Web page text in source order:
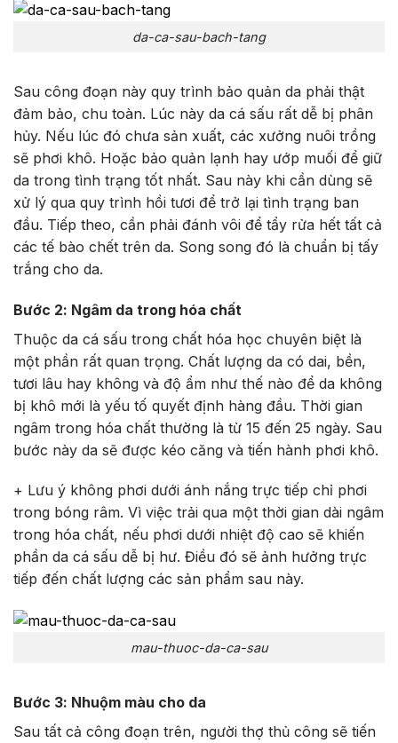
da-ca-sau-bach-tang
Sau công đoạn này quy trình bảo quản da phải thật
đảm bảo, chu toàn. Lúc này da cá sấu rất dễ bị phân
hủy. Nếu lúc đó chưa sản xuất, các xưởng nuôi trồng
sẽ phơi khô. Hoặc bảo quản lạnh hay ướp muối để giữ
da trong tình trạng tốt nhất. Sau này khi cần dùng sẽ
xử lý qua quy trình hồi tươi để trở lại tình trạng ban
đầu. Tiếp theo, cần phải đánh vôi để tẩy rửa hết tất cả
các tế bào chết trên da. Song song đó là chuẩn bị tấy
trắng cho da.
Bước 2: Ngâm da trong hóa chất
Thuộc da cá sấu trong chất hóa học chuyên biệt là
một phần rất quan trọng. Chất lượng da có dai, bền,
tươi lâu hay không và độ ẩm như thế nào để da không
bị khô mới là yếu tố quyết định hàng đầu. Thời gian
ngâm trong hóa chất thường là từ 15 đến 25 ngày. Sau
bước này da sẽ được kéo căng và tiến hành phơi khô.
+ Lưu ý không phơi dưới ánh nắng trực tiếp chỉ phơi
trong bóng râm. Vì việc trải qua một thời gian dài ngâm
trong hóa chất, nếu phơi dưới nhiệt độ cao sẽ khiến
phần da cá sấu dễ bị hư. Điều đó sẽ ảnh hưởng trực
tiếp đến chất lượng các sản phẩm sau này.
mau-thuoc-da-ca-sau
Bước 3: Nhuộm màu cho da
Sau tất cả công đoạn trên, người thợ thủ công sẽ tiến